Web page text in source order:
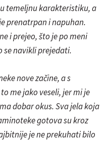
temeljnu karakteristiku, a
prenatrpan i napuhan.
i prejeo, što je po meni
se navikli prejedati.
nove začine, a s
me jako veseli, jer mi je
dobar okus. Sva jela koja
gotova su kroz
je ne prekuhati bilo